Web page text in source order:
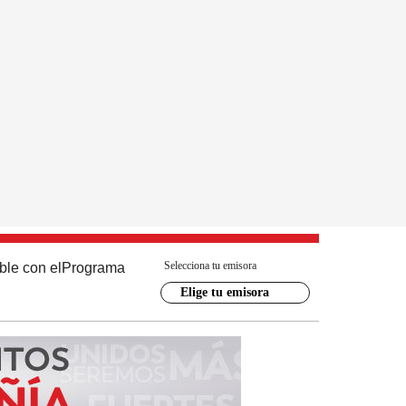
con el Programa Selecciona tu emisora
Elige tu emisora